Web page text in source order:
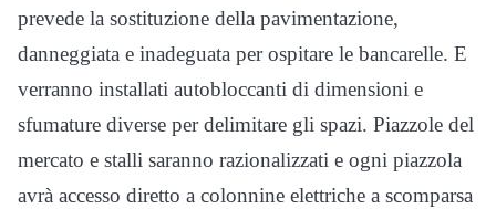
prevede la sostituzione della pavimentazione,
danneggiata e inadeguata per ospitare le bancarelle. E
verranno installati autobloccanti di dimensioni e
sfumature diverse per delimitare gli spazi. Piazzole del
mercato e stalli saranno razionalizzati e ogni piazzola
avrà accesso diretto a colonnine elettriche a scomparsa